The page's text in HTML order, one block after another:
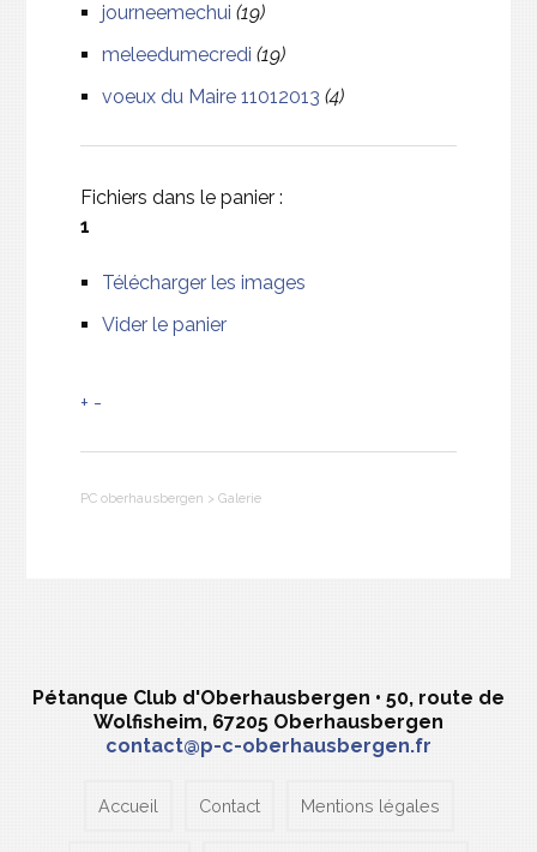
journeemechui (19)
meleedumecredi (19)
voeux du Maire 11012013 (4)
Fichiers dans le panier :
1
Télécharger les images
Vider le panier
+ -
PC oberhausbergen >Galerie
Pétanque Club d'Oberhausbergen • 50, route de
Wolfisheim, 67205 Oberhausbergen
contact@p-c-oberhausbergen.fr
Accueil Contact Mentions légales